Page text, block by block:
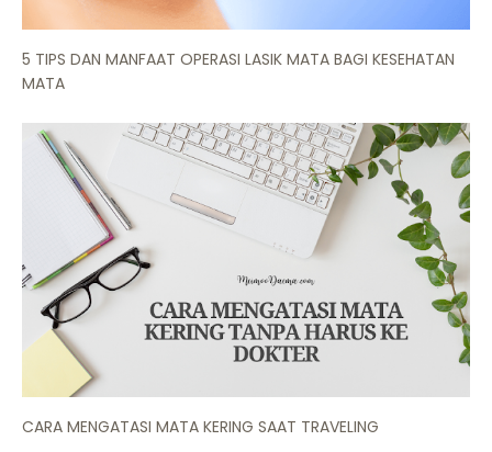
5 TIPS DAN MANFAAT OPERASI LASIK MATA BAGI KESEHATAN
MATA
CARA MENGATASI MATA KERING SAAT TRAVELING